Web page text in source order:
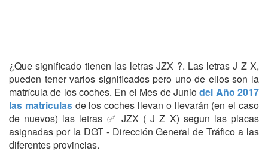
¿Que significado tienen las letras JZX ?. Las letras J Z X,
pueden tener varios significados pero uno de ellos son la
matrícula de los coches. En el Mes de Juniodel Año 2017
las matriculas de los coches llevan o llevarán (en el caso
de nuevos) las letras ✅ JZX ( J Z X) segun las placas
asignadas por la DGT - Dirección General de Tráfico a las
diferentes provincias.